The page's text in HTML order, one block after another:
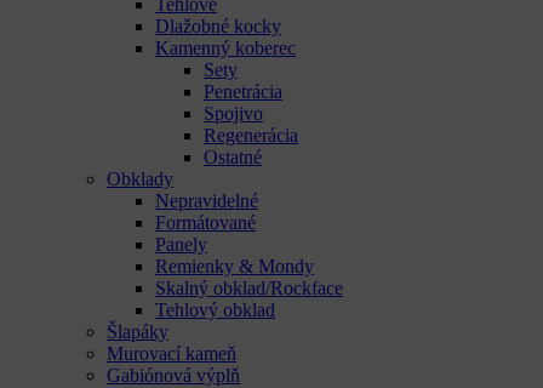
Tehlové
Dlažobné kocky
Kamenný koberec
Sety
Penetrácia
Spojivo
Regenerácia
Ostatné
Obklady
Nepravidelné
Formátované
Panely
Remienky & Mondy
Skalný obklad/Rockface
Tehlový obklad
Šlapáky
Murovací kameň
Gabiónová výplň